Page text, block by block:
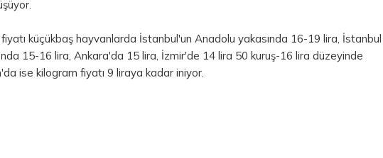
fiyatı küçükbaş hayvanlarda İstanbul'un Anadolu yakasında 16-19 lira, İstanbul
15-16 lira, Ankara'da 15 lira, İzmir'de 14 lira 50 kuruş-16 lira düzeyinde
ise kilogram fiyatı 9 liraya kadar iniyor.